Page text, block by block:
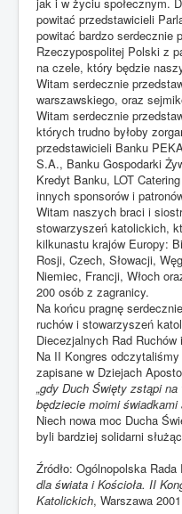
powitać przedstawicieli
powitać bardzo serdecznie
Rzeczypospolitej Polski z
na czele, który będzie
Witam serdecznie
warszawskiego, oraz
Witam serdecznie
których trudno byłoby
przedstawicieli Banku
S.A., Banku Gospodarki
Kredyt Banku, LOT
innych sponsorów i
Witam naszych braci i
stowarzyszeń katolickich,
kilkunastu krajów Europy:
Rosji, Czech, Słowacji,
Niemiec, Francji, Włoch
200 osób z zagranicy.
Na końcu pragnę
ruchów i stowarzyszeń
Diecezjalnych Rad
Na II Kongres
zapisane w Dziejach
„gdy Duch Święty zstąpi
będziecie moimi świadkami
Niech nowa moc Ducha
byli bardziej solidarni
Źródło: Ogólnopolska
dla świata i Kościoła. II
Katolickich, Warszawa 2001